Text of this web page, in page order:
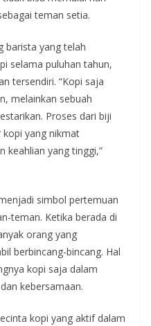
teman setia.
barista yang telah
selama puluhan tahun,
tersendiri. “Kopi saja
melainkan sebuah
Proses dari biji
kopi yang nikmat
keahlian yang tinggi,”
simbol pertemuan
teman. Ketika berada di
orang yang
berbincang-bincang. Hal
kopi saja dalam
kebersamaan.
kopi yang aktif dalam